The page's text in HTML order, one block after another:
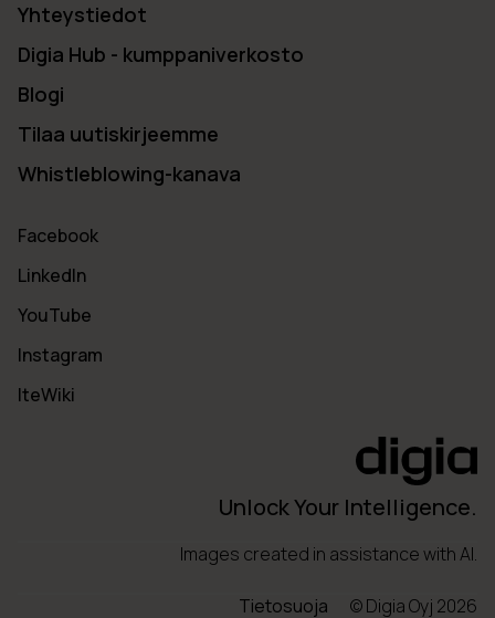
Yhteystiedot
Digia Hub - kumppaniverkosto
Blogi
Tilaa uutiskirjeemme
Whistleblowing-kanava
Facebook
LinkedIn
YouTube
Instagram
IteWiki
Unlock Your Intelligence.
Images created in assistance with AI.
Tietosuoja © Digia Oyj 2026